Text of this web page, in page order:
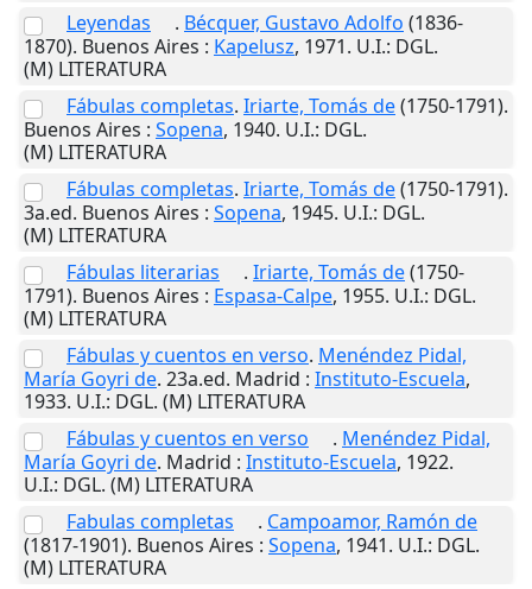
Leyendas
. Bécquer, Gustavo Adolfo (1836-
1870). Buenos Aires : Kapelusz, 1971. U.I.: DGL.
(M) LITERATURA
Fábulas completas. Iriarte, Tomás de(1750-1791).
Buenos Aires : Sopena, 1940. U.I.: DGL.
(M) LITERATURA
Fábulas completas. Iriarte, Tomás de(1750-1791).
3a.ed. Buenos Aires : Sopena, 1945. U.I.: DGL.
(M) LITERATURA
Fábulas literarias
. Iriarte, Tomás de(1750-
1791). Buenos Aires : Espasa-Calpe, 1955. U.I.: DGL.
(M) LITERATURA
Fábulas y cuentos en verso. Menéndez Pidal,
María Goyri de. 23a.ed. Madrid : Instituto-Escuela,
1933. U.I.: DGL. (M) LITERATURA
Fábulas y cuentos en verso
. Menéndez Pidal,
María Goyri de. Madrid : Instituto-Escuela, 1922.
U.I.: DGL. (M) LITERATURA
Fabulas completas
. Campoamor, Ramón de
(1817-1901). Buenos Aires : Sopena, 1941. U.I.: DGL.
(M) LITERATURA